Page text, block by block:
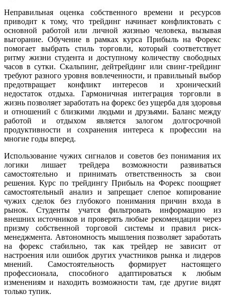
Неправильная оценка собственного времени и ресурсов
приводит к тому, что трейдинг начинает конфликтовать с
основной работой или личной жизнью человека, вызывая
выгорание. Обучение в рамках курса Прибыль на Форекс
помогает выбрать стиль торговли, который соответствует
ритму жизни студента и доступному количеству свободных
часов в сутки. Скальпинг, дейтрейдинг или свинг-трейдинг
требуют разного уровня вовлеченности, и правильный выбор
предотвращает конфликт интересов и хронический
недостаток отдыха. Гармоничная интеграция торговли в
жизнь позволяет заработать на форекс без ущерба для здоровья
и отношений с близкими людьми и друзьями. Баланс между
работой и отдыхом является залогом долгосрочной
продуктивности и сохранения интереса к профессии на
многие годы вперед.
Использование чужих сигналов и советов без понимания их
логики лишает трейдера возможности развиваться
самостоятельно и принимать ответственность за свои
решения. Курс по трейдингу Прибыль на Форекс поощряет
самостоятельный анализ и запрещает слепое копирование
чужих сделок без глубокого понимания причин входа в
рынок. Студенты учатся фильтровать информацию из
внешних источников и проверять любые рекомендации через
призму собственной торговой системы и правил риск-
менеджмента. Автономность мышления позволяет заработать
на форекс стабильно, так как трейдер не зависит от
настроения или ошибок других участников рынка и лидеров
мнений. Самостоятельность формирует настоящего
профессионала, способного адаптироваться к любым
изменениям и находить возможности там, где другие видят
только тупик.